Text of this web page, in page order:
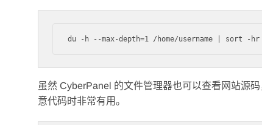
虽然 CyberPanel 的文件管理器也可以查看网站源
意代码时非常有用。